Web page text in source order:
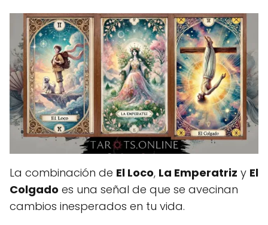
La combinación de El Loco, La Emperatriz y El
Colgado es una señal de que se avecinan
cambios inesperados en tu vida.